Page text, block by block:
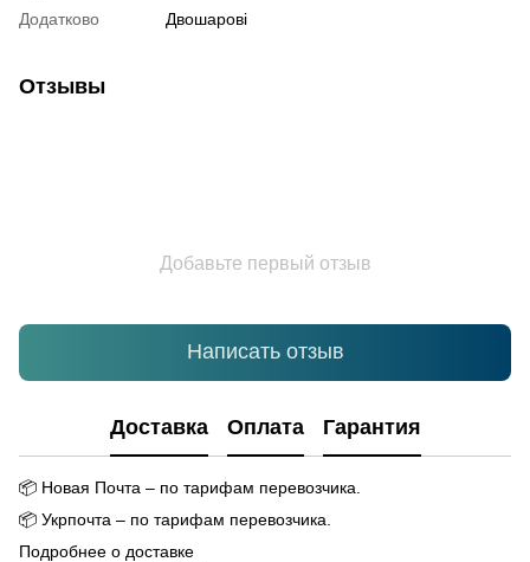
Додатково
Двошарові
Отзывы
Добавьте первый отзыв
Написать отзыв
Доставка Оплата Гарантия
📦 Новая Почта – по тарифам перевозчика.
📦 Укрпочта – по тарифам перевозчика.
Подробнее о доставке